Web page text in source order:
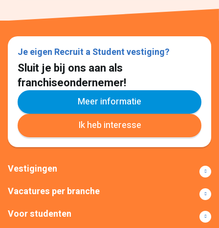
Je eigen Recruit a Student vestiging?
Sluit je bij ons aan als
franchiseondernemer!
Meer informatie
Ik heb interesse
Vestigingen
Vacatures per branche
Voor studenten